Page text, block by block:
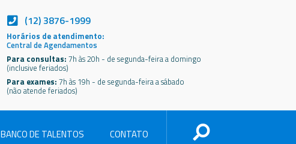
(12) 3876-1999
Horários de atendimento:
Central de Agendamentos
Para consultas: 7h às 20h - de segunda-feira a domingo
(inclusive feriados)
Para exames: 7h às 19h - de segunda-feira a sábado
(não atende feriados)
BANCO DE TALENTOS CONTATO